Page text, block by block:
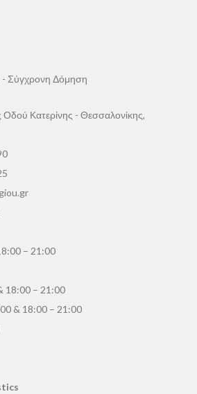
- Σύγχρονη Δόμηση
Οδού Κατερίνης - Θεσσαλονίκης,
– 21:00
18:00 – 21:00
& 18:00 – 21:00